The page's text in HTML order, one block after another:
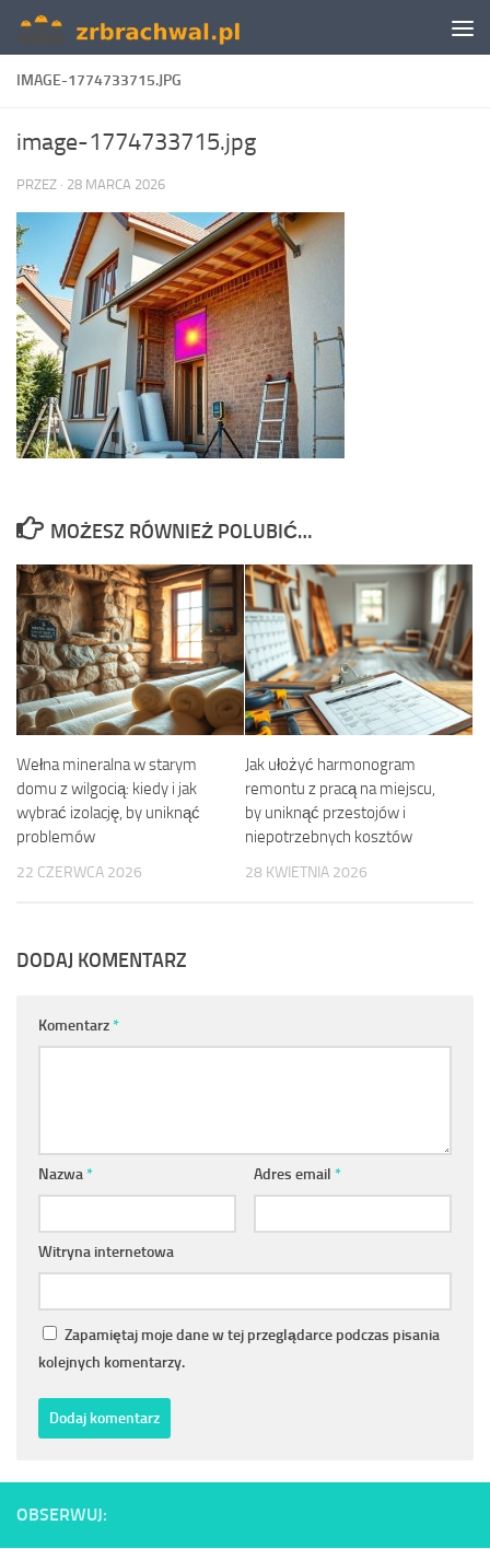
Skip to content
IMAGE-1774733715.JPG
image-1774733715.jpg
PRZEZ · 28 MARCA 2026
MOŻESZ RÓWNIEŻ POLUBIĆ…
Wełna mineralna w starym
domu z wilgocią: kiedy i jak
wybrać izolację, by uniknąć
problemów
22 CZERWCA 2026
Jak ułożyć harmonogram
remontu z pracą na miejscu,
by uniknąć przestojów i
niepotrzebnych kosztów
28 KWIETNIA 2026
DODAJ KOMENTARZ
Komentarz*
Nazwa* Adres email *
Witryna internetowa
Zapamiętaj moje dane w tej przeglądarce podczas pisania
kolejnych komentarzy.
OBSERWUJ: